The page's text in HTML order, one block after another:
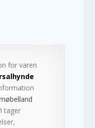
for varen
tager